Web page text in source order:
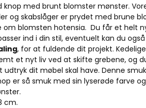
knop med brunt blomster mønster.
og skabslåger er prydet med brune
om blomsten hotensia. Du får et helt
ind i din stil, eventuelt kan du
, for at fuldende dit projekt.
et nyt liv ved at skifte grebene, og
dit møbel skal have. Denne
er så smuk med sin lyserøde farve
cm.